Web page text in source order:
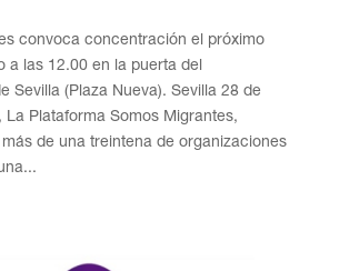
convoca concentración el próximo
a las 12.00 en la puerta del
Sevilla (Plaza Nueva). Sevilla 28 de
La Plataforma Somos Migrantes,
de una treintena de organizaciones